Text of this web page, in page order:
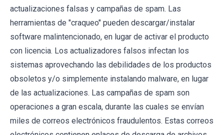
actualizaciones falsas y campañas de spam. Las
herramientas de "craqueo" pueden descargar/instalar
software malintencionado, en lugar de activar el producto
con licencia. Los actualizadores falsos infectan los
sistemas aprovechando las debilidades de los productos
obsoletos y/o simplemente instalando malware, en lugar
de las actualizaciones. Las campañas de spam son
operaciones a gran escala, durante las cuales se envían
miles de correos electrónicos fraudulentos. Estas correos